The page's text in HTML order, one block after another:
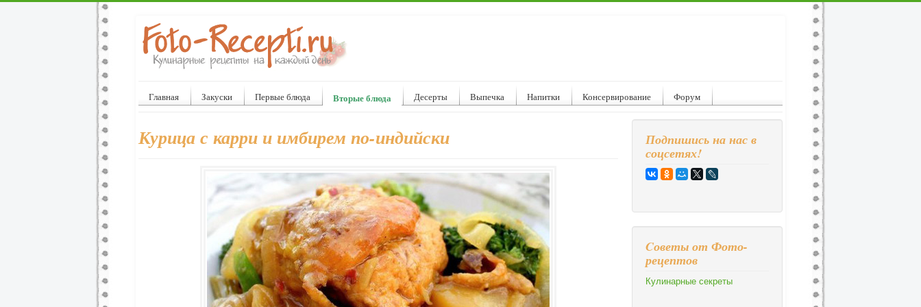
Главная Закуски Первые блюда Вторые блюда Десерты Выпечка Напитки Консервирование Форум
Курица с карри и имбирем по-индийски
Подпишись на нас в
соцсетях!
Cоветы от Фото-
рецептов
Кулинарные секреты